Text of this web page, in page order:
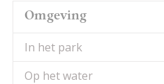
Omgeving
In het park
Op het water